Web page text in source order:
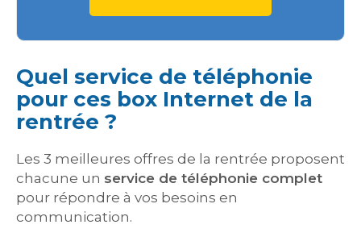
Quel service de téléphonie
pour ces box Internet de la
rentrée ?
Les 3 meilleures offres de la rentrée proposent
chacune un service de téléphonie complet
pour répondre à vos besoins en
communication.